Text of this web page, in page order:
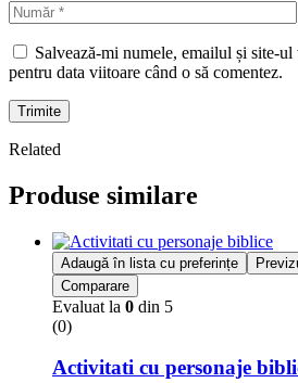
Salvează-mi numele, emailul și site-
pentru data viitoare când o să comentez.
Trimite
Related
Produse similare
Adaugă în lista cu preferințe
Comparare
Evaluat la 0 din 5
(0)
Activitati cu personaje